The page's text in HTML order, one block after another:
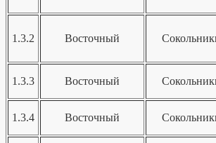
1.3.2 Восточный
1.3.3 Восточный
1.3.4 Восточный